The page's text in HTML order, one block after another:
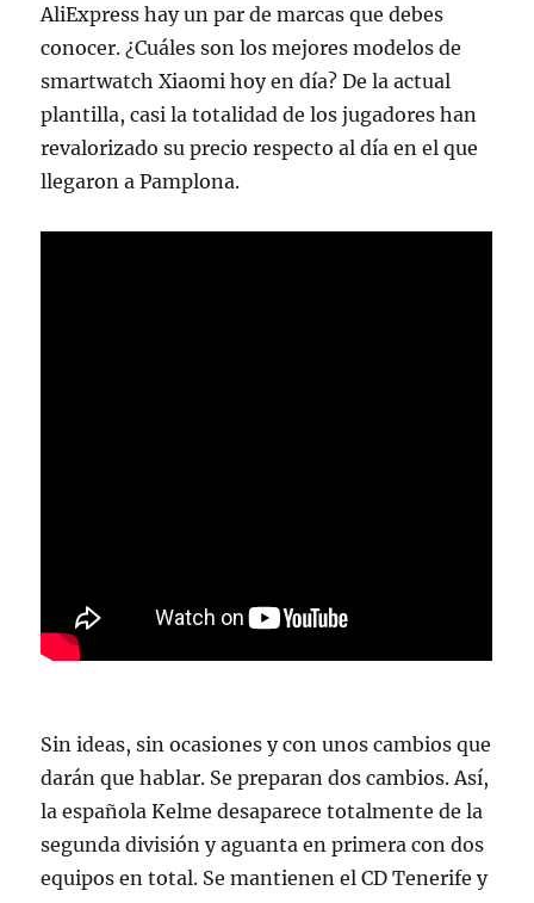
AliExpress hay un par de marcas que debes
conocer. ¿Cuáles son los mejores modelos de
smartwatch Xiaomi hoy en día? De la actual
plantilla, casi la totalidad de los jugadores han
revalorizado su precio respecto al día en el que
llegaron a Pamplona.
Sin ideas, sin ocasiones y con unos cambios que
darán que hablar. Se preparan dos cambios. Así,
la española Kelme desaparece totalmente de la
segunda división y aguanta en primera con dos
equipos en total. Se mantienen el CD Tenerife y